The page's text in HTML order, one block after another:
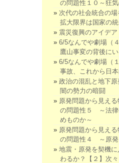
の問題性１０～狂
次代の社会統合の
拡大限界は国家の
震災復興のアイデア
6/5なんでや劇場（
鷹山事変の背後に
6/5なんでや劇場（
事故、これから日
政治の混乱と地下
闇の勢力の暗闘
原発問題から見え
の問題性５ ～法律
めものか～
原発問題から見え
の問題性４ ～原発
地震・原発を契機
わるか？【２】次